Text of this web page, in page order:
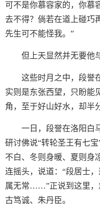
可不是你慕容家的，你慕
去不得？倘若在道上碰巧
先生可不能怪我。”
但上天显然并无要他
这些时月之中，段誉
实则是东张西望，只盼能
角，至于好山好水，却半
一日，段誉在洛阳白
研讨佛说“转轮圣王有七
不白、冬则身暖、夏则身
连摇头，说道：“段居士
属无常……”正说到这里，
古笃诚、朱丹臣。